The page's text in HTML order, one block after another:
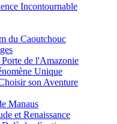
Incontournable
du Caoutchouc
de l'Amazonie
Unique
son Aventure
Manaus
et Renaissance